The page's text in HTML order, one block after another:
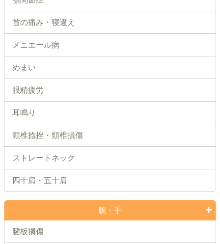
首の痛み・寝違え
メニエール病
めまい
眼精疲労
耳鳴り
頸椎捻挫・頸椎損傷
ストレートネック
四十肩・五十肩
腕・手
腱板損傷